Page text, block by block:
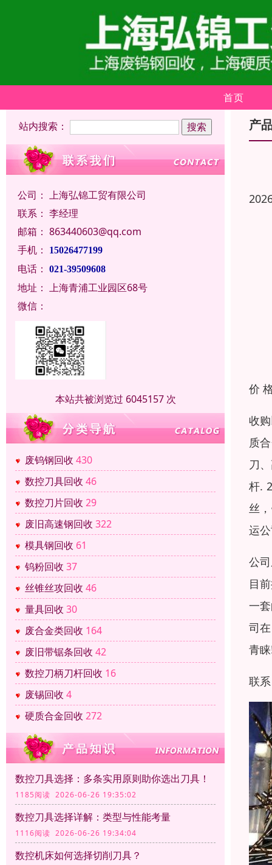
首页
站内搜索：
公司： 上海弘锦工贸有限公司
联系： 李经理
邮箱： 863440603@qq.com
手机：
15026477199
电话： 021-39509608
地址： 上海青浦工业园区68号
微信：
本站共被浏览过 6045157 次
废钨钢回收 430
数控刀具回收 46
数控刀片回收 29
废旧高速钢回收 322
模具钢回收 61
钨粉回收 37
丝锥丝攻回收 46
量具回收 30
废合金类回收 164
废旧带锯条回收 42
数控刀柄刀杆回收 16
废锡回收 4
硬质合金回收 272
数控刀具选择：多条实用原则助你选出刀具！
1185阅读 2026-06-26 19:35:02
数控刀具选择详解：类型与性能考量
1116阅读 2026-06-26 19:34:04
数控机床如何选择切削刀具？
产
价
收
质
刀
杆.
丝
运
公
目
一
司
青
联系